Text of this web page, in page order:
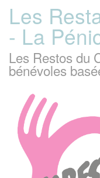
Les
- La
Les Restos du
bénévoles